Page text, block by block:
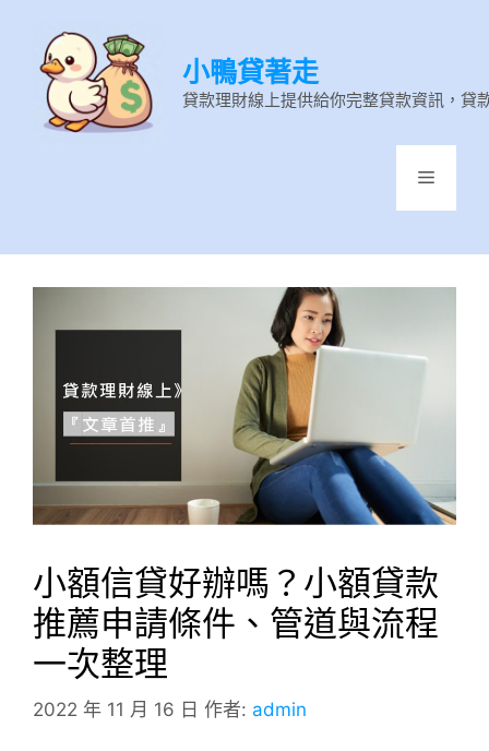
小鴨貸著走
貸款理財線上提供給你完整貸款資訊，貸
選
小額信貸好辦嗎？小額貸款
推薦申請條件、管道與流程
一次整理
2022 年 11 月 16 日 作者: admin